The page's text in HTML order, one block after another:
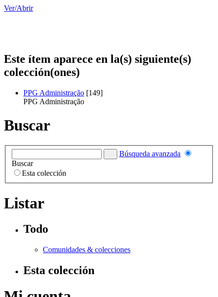
Ver/Abrir
Este ítem aparece en la(s) siguiente(s)
colección(ones)
PPG Administração [149]
PPG Administração
Buscar
Búsqueda avanzada
Buscar
Esta colección
Listar
Todo
Comunidades & colecciones
Esta colección